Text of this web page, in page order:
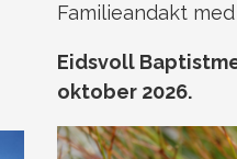
Familieandakt
Eidsvoll
oktober 2026.